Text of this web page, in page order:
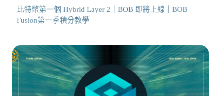
比特幣第一個 Hybrid Layer 2｜BOB 即將上線｜BOB
Fusion第一季積分教學